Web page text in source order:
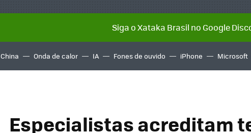
Siga o Xataka Brasil no Google
China Onda de calor IA Fones de ouvido iPhone Microsoft
Especialistas acreditam